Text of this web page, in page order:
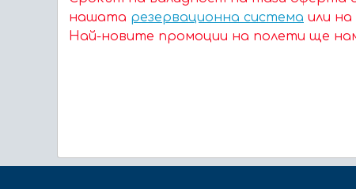
нашата резервационна система или на
Най-новите промоции на полети ще